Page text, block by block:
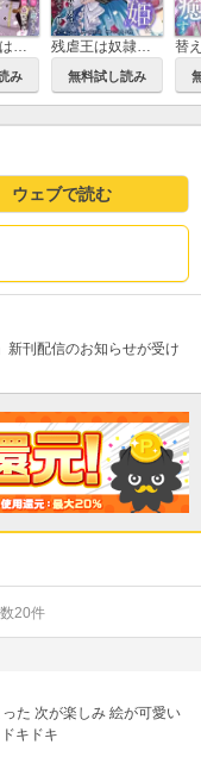
み 無料試し読み
ウェブで読む
新刊配信のお知らせが受け
20件
た 次が楽しみ 絵が可愛い
キドキ